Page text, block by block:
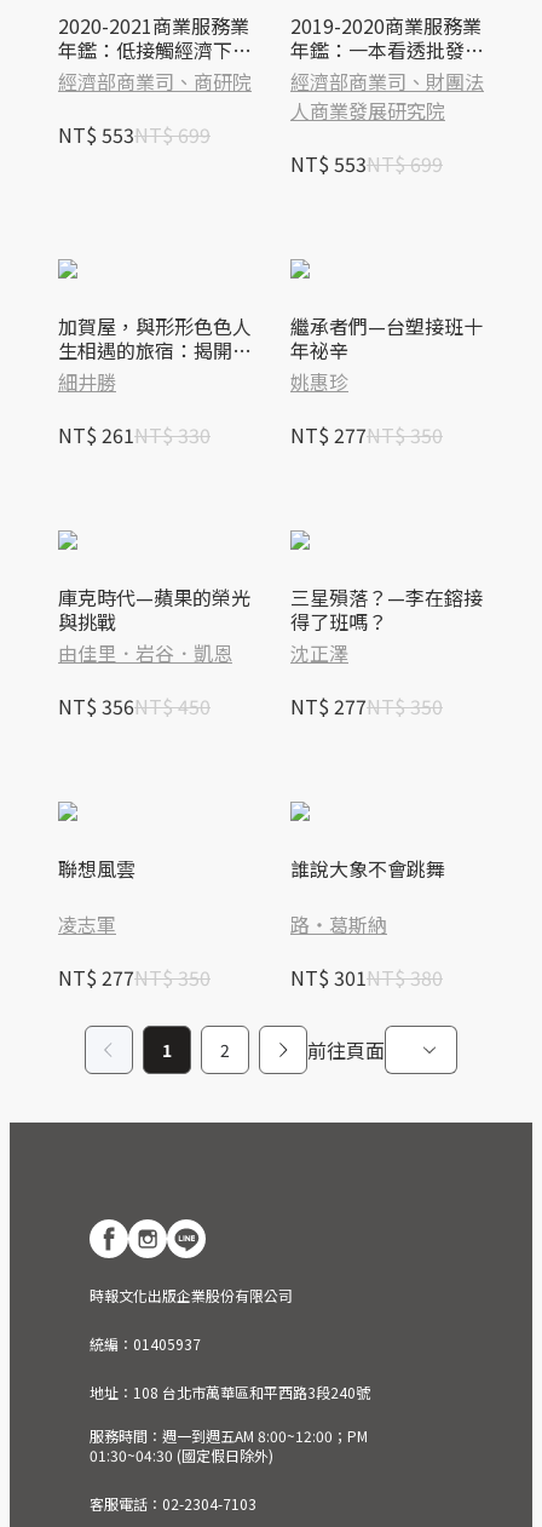
2020-2021商業服務業
年鑑：低接觸經濟下的
商業服務業發展
經濟部商業司、商研院
NT$ 553NT$ 699
2019-2020商業服務業
年鑑：一本看透批發、
零售、餐飲、物流行業
發展潮流
經濟部商業司、財團法
人商業發展研究院
NT$ 553NT$ 699
加賀屋，與形形色色人
生相遇的旅宿：揭開一
流款待背後的真實故
事，看見超越工作守則
的服務價值
細井勝
NT$ 261NT$ 330
繼承者們—台塑接班十
年祕辛
姚惠珍
NT$ 277NT$ 350
庫克時代—蘋果的榮光
與挑戰
由佳里．岩谷．凱恩
NT$ 356NT$ 450
三星殞落？—李在鎔接
得了班嗎？
沈正澤
NT$ 277NT$ 350
聯想風雲
凌志軍
NT$ 277NT$ 350
誰說大象不會跳舞
路‧葛斯納
NT$ 301NT$ 380
1 2 前往頁面
時報文化出版企業股份有限公司
統編：01405937
地址：108 台北市萬華區和平西路3段240號
服務時間：週一到週五AM 8:00~12:00；PM
01:30~04:30 (國定假日除外)
客服電話：02-2304-7103